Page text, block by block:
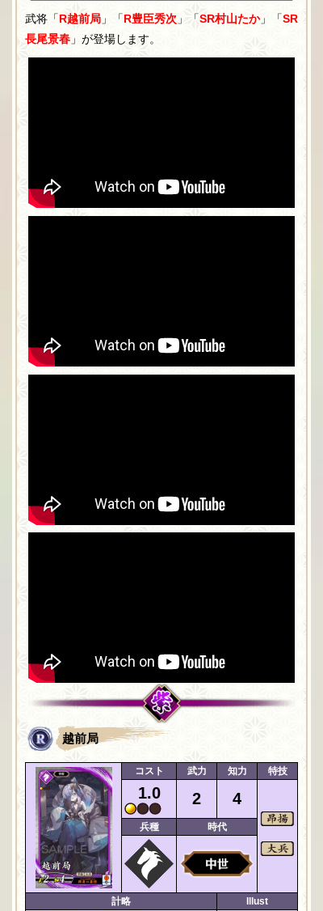
武将「R越前局 」「R豊臣秀次 」「SR村山たか」「SR
長尾景春 」が登場します。
越前局
コスト 武力 知力 特技
1.0 2 4
兵種 時代
計略
Illust